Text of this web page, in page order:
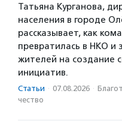
Татьяна Курганова,
населения в городе
рассказывает, как
превратилась в НКО и
жителей на создание
инициатив.
Статьи · 07.08.2026 ·
чест­во